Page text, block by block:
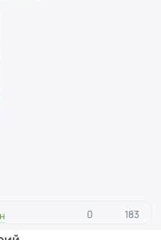
0 183